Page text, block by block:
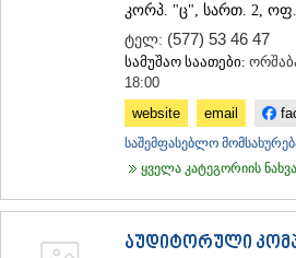
კორპ. "ც", სართ. 2,
ტელ: (577) 53 46 47
სამუშაო საათები:
18:00
website
email
საშემფასებლო
ყველა კატეგორიის ნახვა
აუდიტორული